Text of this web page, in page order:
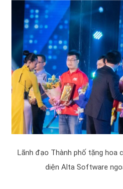
Lãnh đạo Thành phố tặng hoa
diện Alta Software